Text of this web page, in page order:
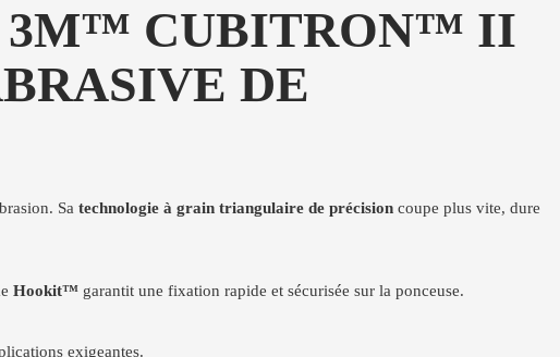
3M™ CUBITRON™ II
DE
Sa technologie à grain triangulaire de précision coupe plus vite, dure
Hookit™ garantit une fixation rapide et sécurisée sur la ponceuse.
exigeantes.